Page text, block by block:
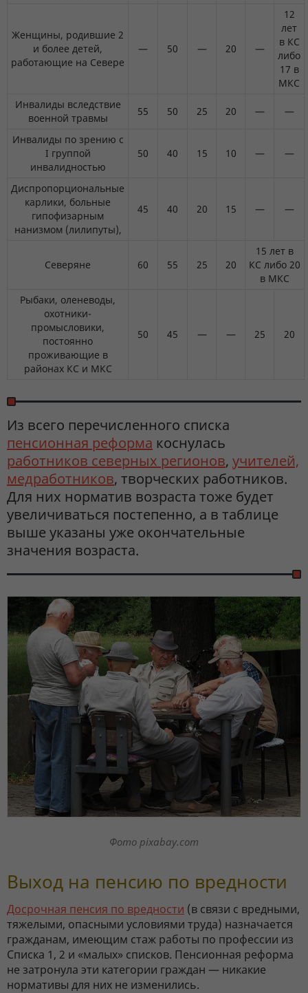
Женщины, родившие 2
и более детей,
работающие на Севере
— 50 — 20 —
12
лет
в КС
либо
17 в
МКС
Инвалиды вследствие
военной травмы
55 50 25 20 — —
Инвалиды по зрению с
I группой
инвалидностью
50 40 15 10 — —
Диспропорциональные
карлики, больные
гипофизарным
нанизмом (лилипуты),
45 40 20 15 — —
Северяне 60 55 25 20
15 лет в
КС либо 20
в МКС
Рыбаки, оленеводы,
охотники-
промысловики,
постоянно
проживающие в
районах КС и МКС
50 45 — — 25 20
Из всего перечисленного списка
пенсионная реформа коснулась
работников северных регионов, учителей,
медработников, творческих работников.
Для них норматив возраста тоже будет
увеличиваться постепенно, а в таблице
выше указаны уже окончательные
значения возраста.
Фото pixabay.com
Выход на пенсию по вредности
Досрочная пенсия по вредности (в связи с вредными,
тяжелыми, опасными условиями труда) назначается
гражданам, имеющим стаж работы по профессии из
Списка 1, 2 и «малых» списков. Пенсионная реформа
не затронула эти категории граждан — никакие
нормативы для них не изменились.